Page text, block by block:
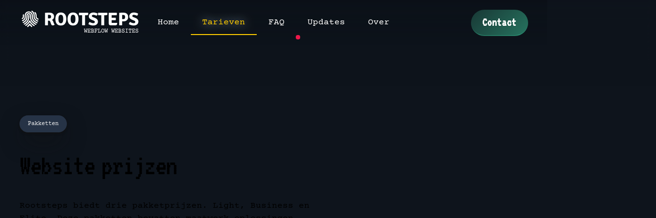
WEBFLOW WEBSITES
Home Tarieven FAQ Updates Over Contact
Pakketten
Website prijzen
Rootsteps biedt drie pakketprijzen. Light, Business en